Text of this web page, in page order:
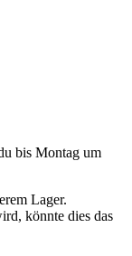
bis Montag um
Lager.
könnte dies das